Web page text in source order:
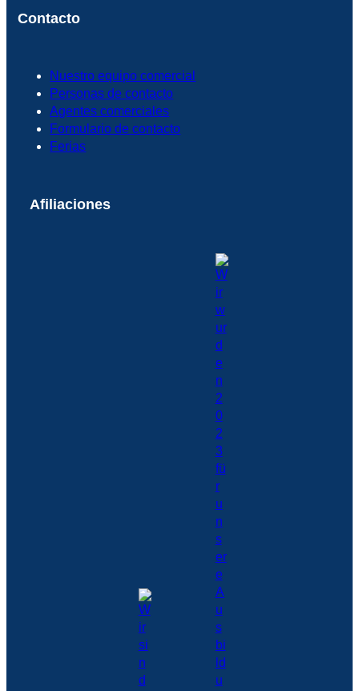
Contacto
Nuestro equipo comercial
Personas de contacto
Agentes comerciales
Formulario de contacto
Ferias
Afiliaciones